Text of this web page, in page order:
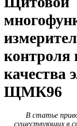
контроля
качества
ЩМК96
В статье
существующих в